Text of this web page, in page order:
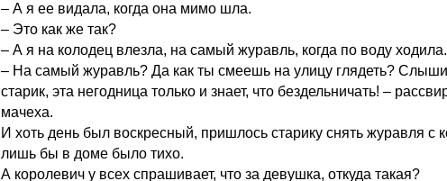
– А я ее видала, когда она мимо шла.
– Это как же так?
– А я на колодец влезла, на самый журавль, когда по воду ходила.
– На самый журавль? Да как ты смеешь на улицу глядеть?
старик, эта негодница только и знает, что бездельничать! –
мачеха.
И хоть день был воскресный, пришлось старику снять журавля с
лишь бы в доме было тихо.
А королевич у всех спрашивает, что за девушка, откуда такая?